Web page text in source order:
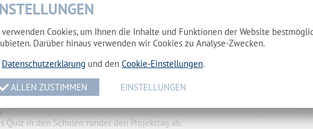
Quiz in den Schulen rundet den Projekttag ab.
Cookies, um Ihnen die Inhalte und Funktionen der Website
Darüber hinaus verwenden wir Cookies zu Analyse-Zwecken.
Datenschutzerklärung und den Cookie-Einstellungen.
ALLEN ZUSTIMMEN EINSTELLUNGEN